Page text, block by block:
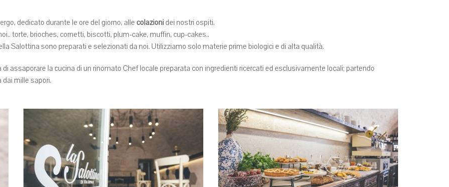
dedicato durante le ore del giorno, alle colazioni dei nostri ospiti.
torte, brioches, cornetti, biscotti, plum-cake, muffin, cup-cakes..
Salottina sono preparati e selezionati da noi. Utilizziamo solo materie prime biologici e di alta qualità.
assaporare la cucina di un rinomato Chef locale preparata con ingredienti ricercati ed esclusivamente locali; partendo
mille sapori.